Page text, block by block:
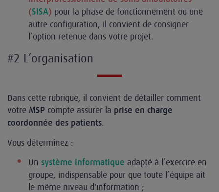
(SISA) pour la phase de fonctionnement ou une
autre configuration, il convient de consigner
l’option retenue dans votre projet.
#2 L’organisation
Dans cette rubrique, il convient de détailler comment
votre MSP compte assurer la prise en charge
coordonnée des patients.
Vous déterminez :
Un système informatique adapté à l’exercice en
groupe, indispensable pour que toute l’équipe ait
le même niveau d'information ;